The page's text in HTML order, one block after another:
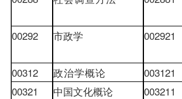
00292 市政学 002921
00312 政治学概论 003121
00321
中国文化概论 003211